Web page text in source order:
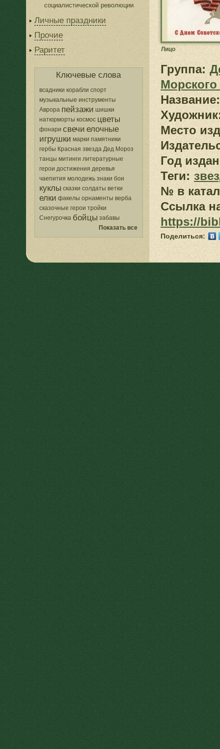
социалистической революции
Личные праздники
Прочие
Раритет
Ключевые слова
всадники корабли спорт
музыкальные инструменты
Аврора пейзажи шишки
натюрморты космос цветы
фонари свечи елочные
игрушки марки памятники
гербы Красная звезда Дед Мороз
танцы митинги литературные
герои достижения деревья
чаепития молодежь знаки бои
куклы сказки солдаты ветки
елки факелы орнаменты верба
сказочные герои тройки
Снегурочка бойцы забавы
Показать все
Лицо
Группа:
Название:
Место
Год
Теги:
№ в
Ссылка
https://
Поделиться: